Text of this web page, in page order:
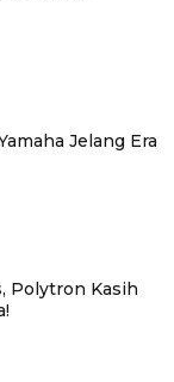
Jelang Era
Polytron Kasih